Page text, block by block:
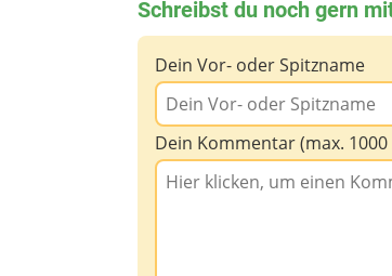
Schreibst du noch gern
Dein Vor- oder Spitzname
Dein Kommentar (max. 1000